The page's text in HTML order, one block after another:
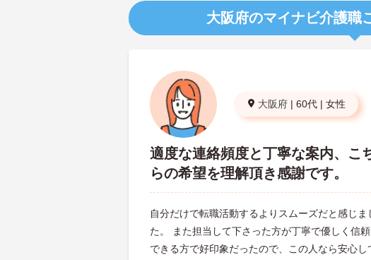
大阪府のマイナビ介護職
大阪府 | 60代 | 女性
適度な連絡頻度と丁寧な案内、こ
らの希望を理解頂き感謝です。
自分だけで転職活動するよりスムーズだと感じま
た。 また担当して下さった方が丁寧で優しく信頼
できる方で好印象だったので、この人なら安心し